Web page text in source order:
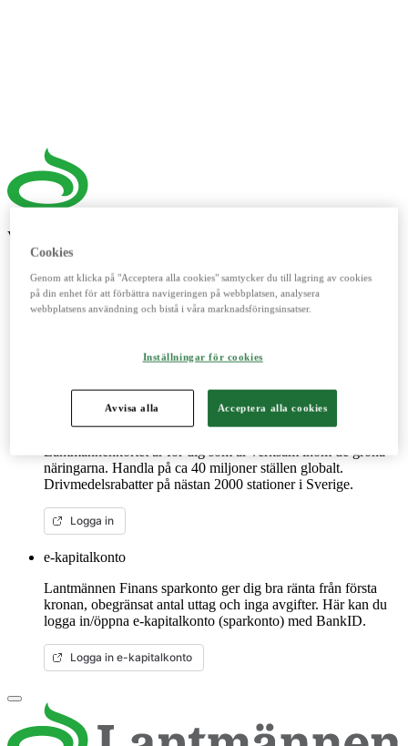
Våra digitala verktyg
Detta digitala verktyg vänder sig till dig som lantbrukare. Här
handlar du spannmål, utför kassatjänster, beställer foder och
Lantmännenkortet är för dig som är verksam inom de gröna
näringarna. Handla på ca 40 miljoner ställen globalt.
Drivmedelsrabatter på nästan 2000 stationer i Sverige.
Logga in
e-kapitalkonto
Lantmännen Finans sparkonto ger dig bra ränta från första
kronan, obegränsat antal uttag och inga avgifter. Här kan du
logga in/öppna e-kapitalkonto (sparkonto) med BankID.
Logga in e-kapitalkonto
Cookies
Genom att klicka på "Acceptera alla cookies" samtycker du till lagring av cookies
på din enhet för att förbättra navigeringen på webbplatsen, analysera
webbplatsens användning och bistå i våra marknadsföringsinsatser.
Inställningar för cookies
Avvisa alla Acceptera alla cookies